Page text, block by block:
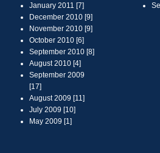
January 2011 [7]
December 2010 [9]
November 2010 [9]
October 2010 [6]
September 2010 [8]
August 2010 [4]
September 2009
[17]
August 2009 [11]
July 2009 [10]
May 2009 [1]